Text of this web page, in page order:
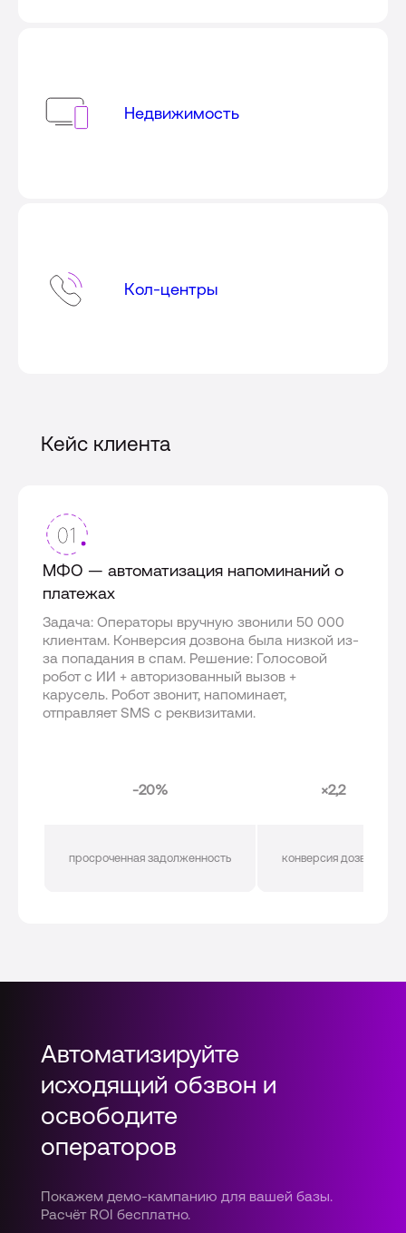
Недвижимость
Кол-центры
Кейс клиента
МФО — автоматизация напоминаний о
платежах
Задача: Операторы вручную звонили 50 000
клиентам. Конверсия дозвона была низкой из-
за попадания в спам. Решение: Голосовой
робот с ИИ + авторизованный вызов +
карусель. Робот звонит, напоминает,
отправляет SMS с реквизитами.
-20% ×2,2
просроченная задолженность конверсия дозвона
Автоматизируйте
исходящий обзвон и
освободите
операторов
Покажем демо-кампанию для вашей базы.
Расчёт ROI бесплатно.